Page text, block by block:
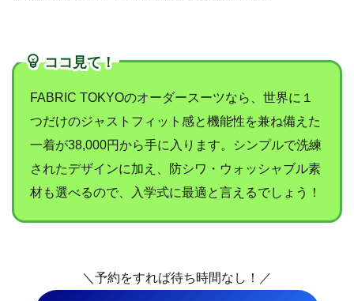
ココ見て！
FABRIC TOKYOのオーダースーツなら、世界に１
つだけのジャストフィット感と機能性を兼ね備えた
一着が38,000円から手に入ります。シンプルで洗練
されたデザインに加え、防シワ・ウォッシャブル素
材も選べるので、入学式に最適と言えるでしょう！
＼予約をすれば待ち時間なし！／